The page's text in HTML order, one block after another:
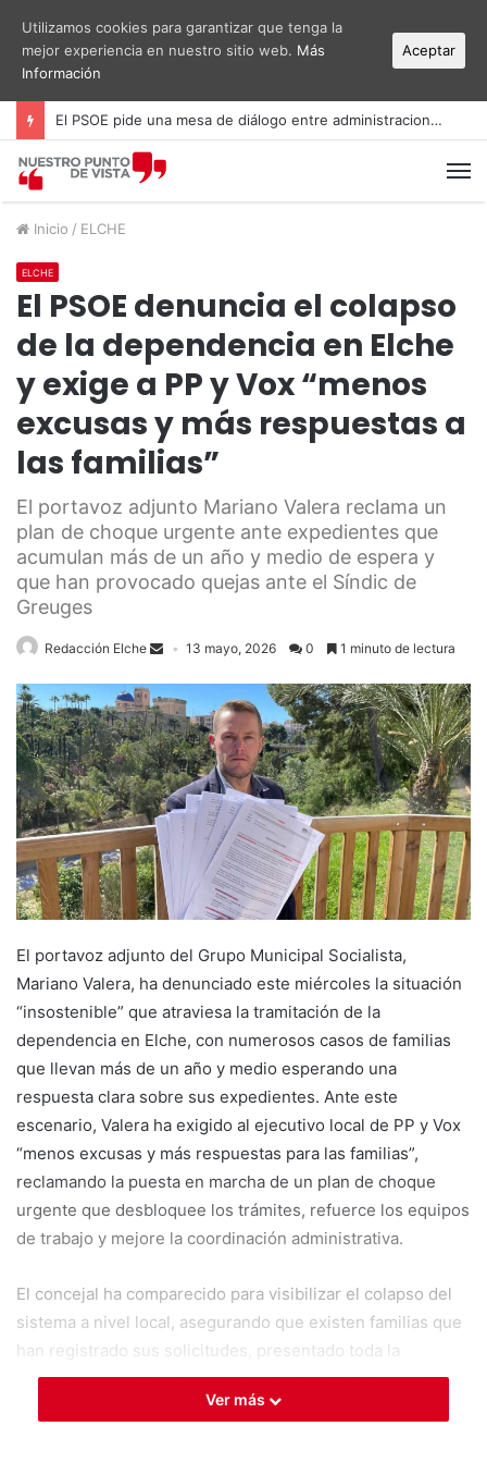
El PSOE pide una mesa de diálogo entre administraciones y vecinos por el ruido del aeropuerto Alicante-Elche
Inicio / ELCHE
ELCHE
El PSOE denuncia el colapso
de la dependencia en Elche
y exige a PP y Vox “menos
excusas y más respuestas a
las familias”
El portavoz adjunto Mariano Valera reclama un
plan de choque urgente ante expedientes que
acumulan más de un año y medio de espera y
que han provocado quejas ante el Síndic de
Greuges
Redacción Elche 13 mayo, 2026 0 1 minuto de lectura
El portavoz adjunto del Grupo Municipal Socialista,
Mariano Valera, ha denunciado este miércoles la situación
“insostenible” que atraviesa la tramitación de la
dependencia en Elche, con numerosos casos de familias
que llevan más de un año y medio esperando una
respuesta clara sobre sus expedientes. Ante este
escenario, Valera ha exigido al ejecutivo local de PP y Vox
“menos excusas y más respuestas para las familias”,
reclamando la puesta en marcha de un plan de choque
urgente que desbloquee los trámites, refuerce los equipos
de trabajo y mejore la coordinación administrativa.
El concejal ha comparecido para visibilizar el colapso del
sistema a nivel local, asegurando que existen familias que
han registrado sus solicitudes, presentado toda la
documentación y realizado reclamaciones sin conseguir
saber en qué punto se encuentran sus expedientes, lo que
Ver más
Utilizamos cookies para garantizar que tenga la
mejor experiencia en nuestro sitio web. Más
Información
Aceptar